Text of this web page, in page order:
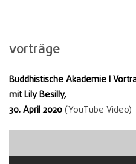
vorträge
Buddhistische Akademie l
mit Lily Besilly,
30. April 2020 (YouTube Video)